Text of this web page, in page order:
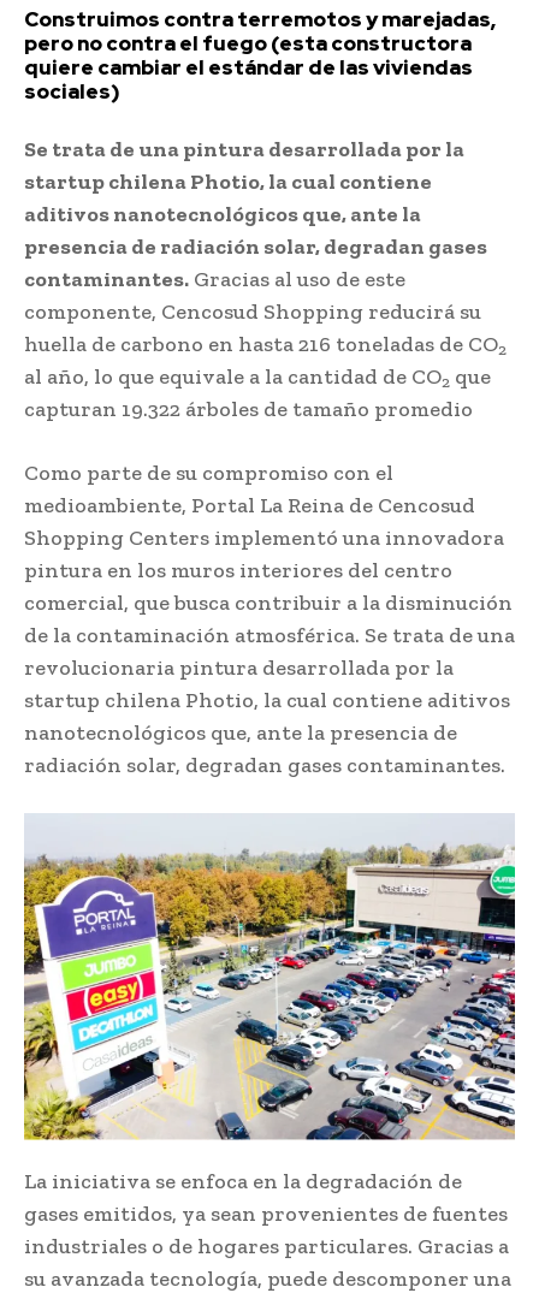
Construimos contra terremotos y marejadas,
pero no contra el fuego (esta constructora
quiere cambiar el estándar de las viviendas
sociales)
Se trata de una pintura desarrollada por la
startup chilena Photio, la cual contiene
aditivos nanotecnológicos que, ante la
presencia de radiación solar, degradan gases
contaminantes. Gracias al uso de este
componente, Cencosud Shopping reducirá su
huella de carbono en hasta 216 toneladas de CO2
al año, lo que equivale a la cantidad de CO2 que
capturan 19.322 árboles de tamaño promedio
Como parte de su compromiso con el
medioambiente, Portal La Reina de Cencosud
Shopping Centers implementó una innovadora
pintura en los muros interiores del centro
comercial, que busca contribuir a la disminución
de la contaminación atmosférica. Se trata de una
revolucionaria pintura desarrollada por la
startup chilena Photio, la cual contiene aditivos
nanotecnológicos que, ante la presencia de
radiación solar, degradan gases contaminantes.
La iniciativa se enfoca en la degradación de
gases emitidos, ya sean provenientes de fuentes
industriales o de hogares particulares. Gracias a
su avanzada tecnología, puede descomponer una